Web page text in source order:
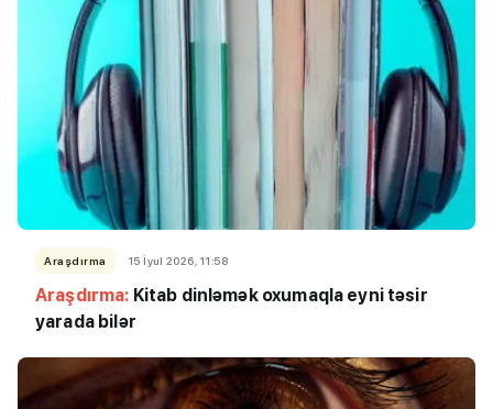
Araşdırma 15 İyul 2026, 11:58
Araşdırma: Kitab dinləmək oxumaqla eyni təsir
yarada bilər